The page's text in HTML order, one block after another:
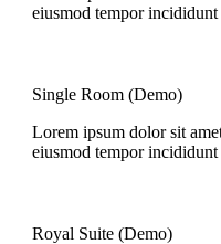
eiusmod tempor
Single Room (Demo)
Lorem ipsum dolor sit
eiusmod tempor
Royal Suite (Demo)